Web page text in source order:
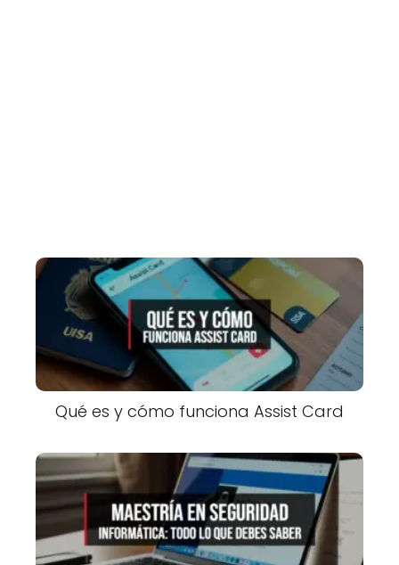
Qué es y cómo funciona Assist Card